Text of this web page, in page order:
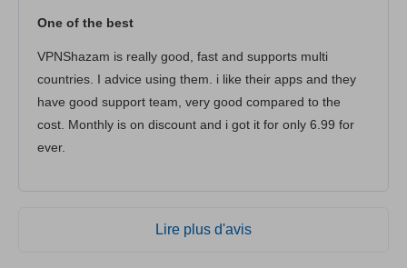
One of the best
VPNShazam is really good, fast and supports multi
countries. I advice using them. i like their apps and they
have good support team, very good compared to the
cost. Monthly is on discount and i got it for only 6.99 for
ever.
Lire plus d'avis